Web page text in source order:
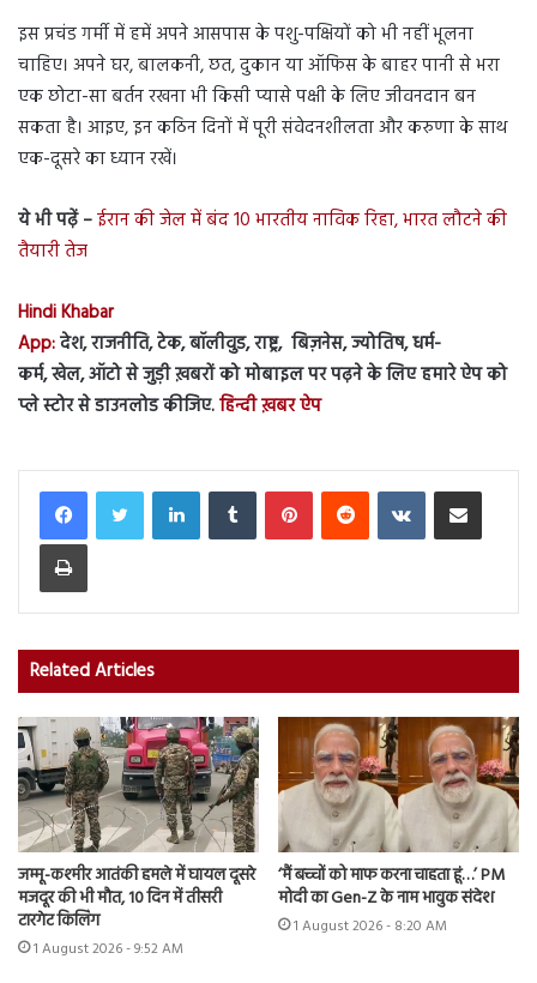
इस प्रचंड गर्मी में हमें अपने आसपास के पशु-पक्षियों को भी नहीं भूलना
चाहिए। अपने घर, बालकनी, छत, दुकान या ऑफिस के बाहर पानी से भरा
एक छोटा-सा बर्तन रखना भी किसी प्यासे पक्षी के लिए जीवनदान बन
सकता है। आइए, इन कठिन दिनों में पूरी संवेदनशीलता और करुणा के साथ
एक-दूसरे का ध्यान रखें।
ये भी पढ़ें –ईरान की जेल में बंद 10 भारतीय नाविक रिहा, भारत लौटने की
तैयारी तेज
Hindi Khabar
App:देश, राजनीति, टेक, बॉलीवुड, राष्ट्र, बिज़नेस, ज्योतिष, धर्म-
कर्म, खेल, ऑटो से जुड़ी ख़बरों को मोबाइल पर पढ़ने के लिए हमारे ऐप को
प्ले स्टोर से डाउनलोड कीजिए.हिन्दी ख़बर ऐप
LinkedInTumblr PinterestReddit VKontakteShare via Email
Print
Related Articles
जम्मू-कश्मीर आतंकी हमले में घायल दूसरे
मजदूर की भी मौत, 10 दिन में तीसरी
टारगेट किलिंग
1 August 2026 - 9:52 AM
‘मैं बच्चों को माफ करना चाहता हूं…’ PM
मोदी का Gen-Z के नाम भावुक संदेश
1 August 2026 - 8:20 AM